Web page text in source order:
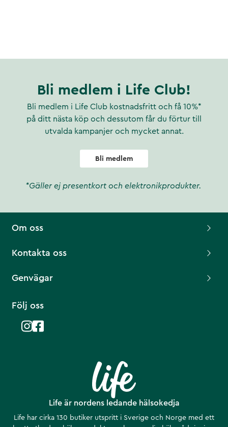
Bli medlem i Life Club!
Bli medlem i Life Club kostnadsfritt och få 10%*
på ditt nästa köp och dessutom får du förtur till
utvalda kampanjer och mycket annat.
Bli medlem
*Gäller ej presentkort och elektronikprodukter.
Life är nordens ledande hälsokedja
Life har cirka 130 butiker utspritt i Sverige och Norge med ett
Om oss
Kontakta oss
Genvägar
Följ oss